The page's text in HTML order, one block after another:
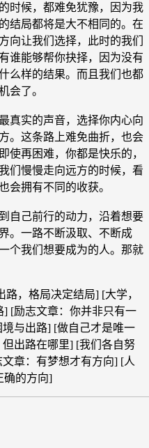
候，都难免犹豫，因为我
结局都将是大不相同的。在
向让我们选择，此时的我们
谁能够帮你抉择，因为没有
么样的结果。而且我们也都
会了。
实的声音，选择你内心向
。这条路上难免曲折，也会
使再困难，你都是快乐的，
们慢慢走向远方的时候，看
会拥有不同的收获。
己前行的动力，沿着想要
。一路不断汲取、不断成
个我们想要成为的人。那就
，格局决定结局] [大学，
[励志文章：你并非只有一
与出路] [做自己才是唯一
出路在哪里] [我们各自努
章：有梦想才有方向] [人
确的方向]